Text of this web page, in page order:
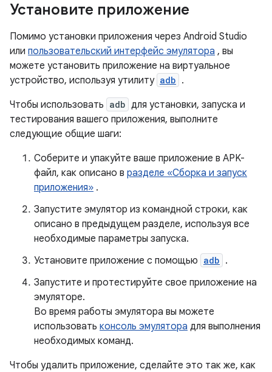
Установите приложение
Помимо установки приложения через Android Studio
или пользовательский интерфейс эмулятора , вы
можете установить приложение на виртуальное
устройство, используя утилиту adb .
Чтобы использовать adb для установки, запуска и
тестирования вашего приложения, выполните
следующие общие шаги:
Соберите и упакуйте ваше приложение в APK-
файл, как описано в разделе «Сборка и запуск
приложения» .
Запустите эмулятор из командной строки, как
описано в предыдущем разделе, используя все
необходимые параметры запуска.
Установите приложение с помощью adb .
Запустите и протестируйте свое приложение на
эмуляторе.
Во время работы эмулятора вы можете
использовать консоль эмулятора для выполнения
необходимых команд.
Чтобы удалить приложение, сделайте это так же, как